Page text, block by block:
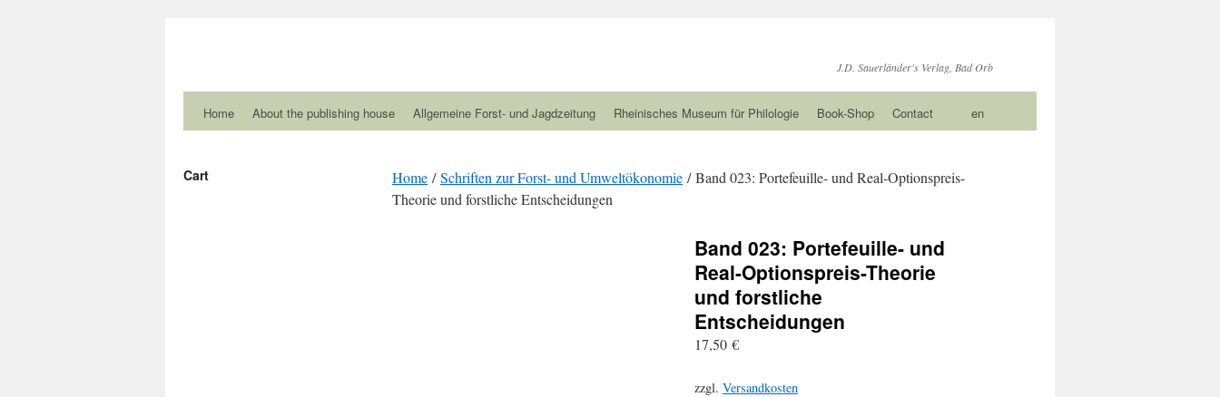
J.D. Sauerländer's Verlag, Bad Orb
Home About the publishing house Allgemeine Forst- und Jagdzeitung Rheinisches Museum für Philologie Book-Shop Contact en
Home /Schriften zur Forst- und Umweltökonomie / Band 023: Portefeuille- und Real-Optionspreis-
Theorie und forstliche Entscheidungen
Band 023: Portefeuille- und
Real-Optionspreis-Theorie
und forstliche
Entscheidungen
17,50 €
zzgl. Versandkosten
Cart